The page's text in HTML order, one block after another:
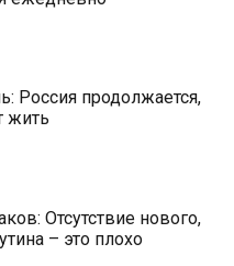
Россия продолжается,
жить
Отсутствие нового,
– это плохо